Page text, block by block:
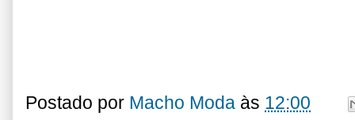
Postado por Macho Moda às 12:00